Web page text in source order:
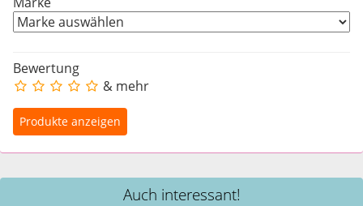
Bewertung
& mehr
Auch interessant!